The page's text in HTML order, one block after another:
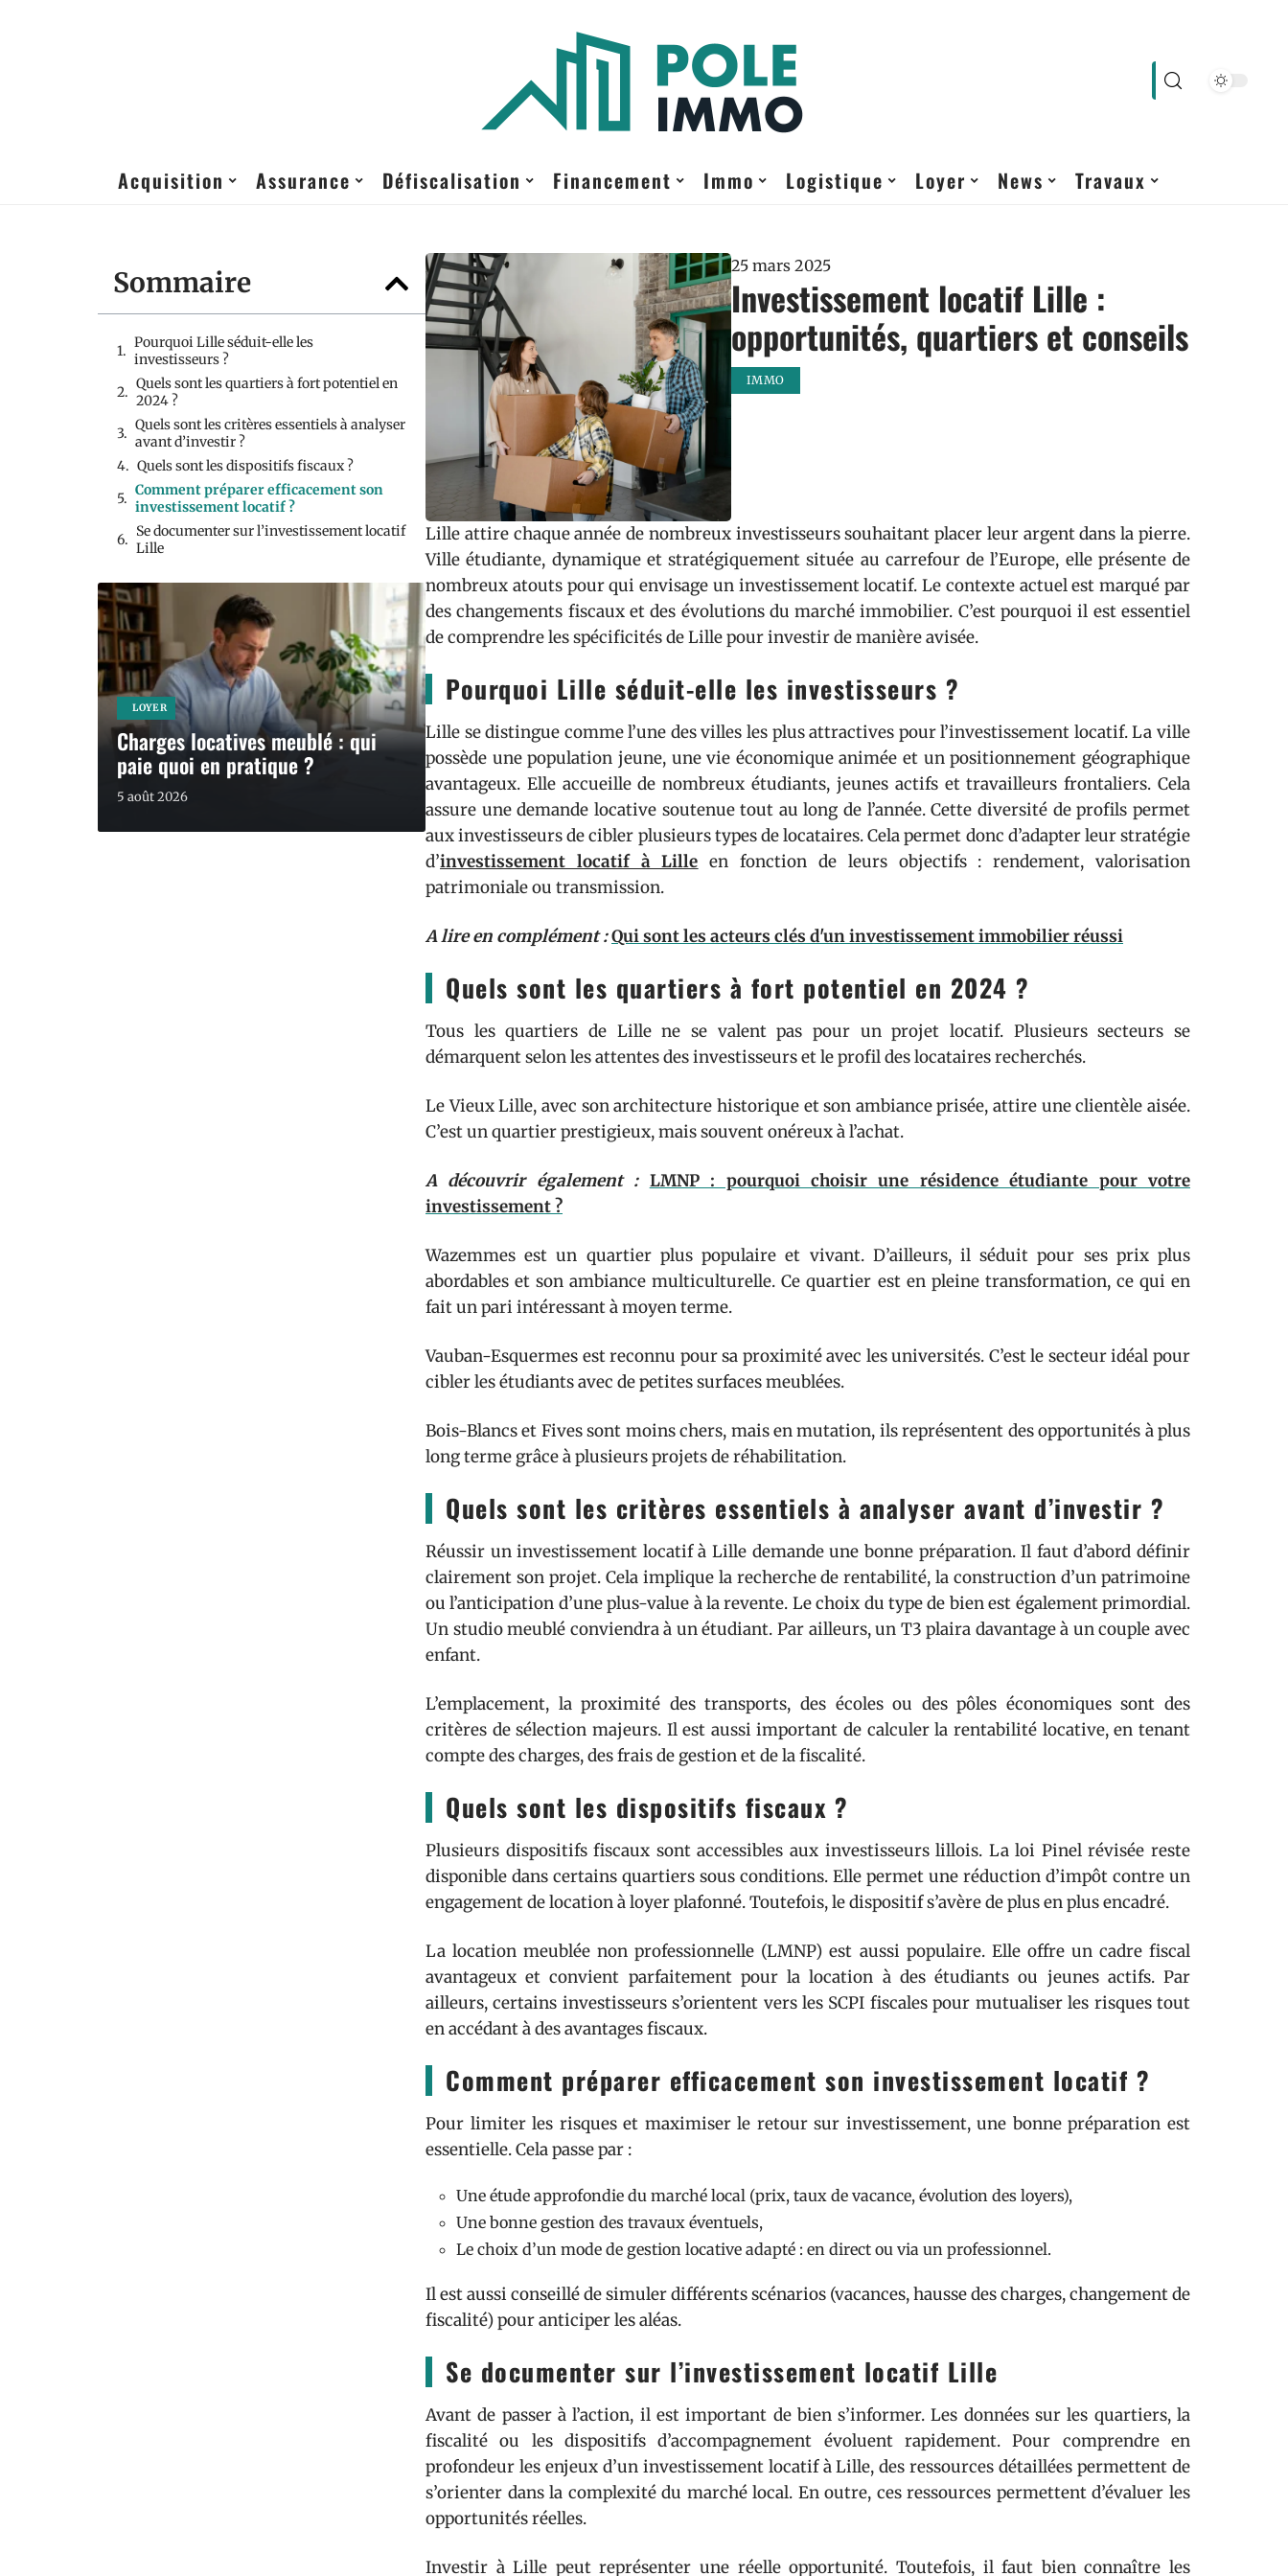
Acquisition Assurance Défiscalisation Financement Immo Logistique Loyer News Travaux
Sommaire
Pourquoi Lille séduit-elle les
investisseurs ?
Quels sont les quartiers à fort potentiel en
2024 ?
Quels sont les critères essentiels à analyser
avant d’investir ?
Quels sont les dispositifs fiscaux ?
Comment préparer efficacement son
investissement locatif ?
Se documenter sur l’investissement locatif
Lille
LOYER
Charges locatives meublé : qui
paie quoi en pratique ?
5 août 2026
25 mars 2025
Investissement locatif Lille :
opportunités, quartiers et conseils
IMMO
Lille attire chaque année de nombreux investisseurs souhaitant placer leur argent dans la pierre.
Ville étudiante, dynamique et stratégiquement située au carrefour de l’Europe, elle présente de
nombreux atouts pour qui envisage un investissement locatif. Le contexte actuel est marqué par
des changements fiscaux et des évolutions du marché immobilier. C’est pourquoi il est essentiel
de comprendre les spécificités de Lille pour investir de manière avisée.
Pourquoi Lille séduit-elle les investisseurs ?
Lille se distingue comme l’une des villes les plus attractives pour l’investissement locatif. La ville
possède une population jeune, une vie économique animée et un positionnement géographique
avantageux. Elle accueille de nombreux étudiants, jeunes actifs et travailleurs frontaliers. Cela
assure une demande locative soutenue tout au long de l’année. Cette diversité de profils permet
aux investisseurs de cibler plusieurs types de locataires. Cela permet donc d’adapter leur stratégie
d’investissement locatif à Lille en fonction de leurs objectifs : rendement, valorisation
patrimoniale ou transmission.
A lire en complément :Qui sont les acteurs clés d'un investissement immobilier réussi
Quels sont les quartiers à fort potentiel en 2024 ?
Tous les quartiers de Lille ne se valent pas pour un projet locatif. Plusieurs secteurs se
démarquent selon les attentes des investisseurs et le profil des locataires recherchés.
Le Vieux Lille, avec son architecture historique et son ambiance prisée, attire une clientèle aisée.
C’est un quartier prestigieux, mais souvent onéreux à l’achat.
A découvrir également : LMNP : pourquoi choisir une résidence étudiante pour votre
investissement ?
Wazemmes est un quartier plus populaire et vivant. D’ailleurs, il séduit pour ses prix plus
abordables et son ambiance multiculturelle. Ce quartier est en pleine transformation, ce qui en
fait un pari intéressant à moyen terme.
Vauban-Esquermes est reconnu pour sa proximité avec les universités. C’est le secteur idéal pour
cibler les étudiants avec de petites surfaces meublées.
Bois-Blancs et Fives sont moins chers, mais en mutation, ils représentent des opportunités à plus
long terme grâce à plusieurs projets de réhabilitation.
Quels sont les critères essentiels à analyser avant d’investir ?
Réussir un investissement locatif à Lille demande une bonne préparation. Il faut d’abord définir
clairement son projet. Cela implique la recherche de rentabilité, la construction d’un patrimoine
ou l’anticipation d’une plus-value à la revente. Le choix du type de bien est également primordial.
Un studio meublé conviendra à un étudiant. Par ailleurs, un T3 plaira davantage à un couple avec
enfant.
L’emplacement, la proximité des transports, des écoles ou des pôles économiques sont des
critères de sélection majeurs. Il est aussi important de calculer la rentabilité locative, en tenant
compte des charges, des frais de gestion et de la fiscalité.
Quels sont les dispositifs fiscaux ?
Plusieurs dispositifs fiscaux sont accessibles aux investisseurs lillois. La loi Pinel révisée reste
disponible dans certains quartiers sous conditions. Elle permet une réduction d’impôt contre un
engagement de location à loyer plafonné. Toutefois, le dispositif s’avère de plus en plus encadré.
La location meublée non professionnelle (LMNP) est aussi populaire. Elle offre un cadre fiscal
avantageux et convient parfaitement pour la location à des étudiants ou jeunes actifs. Par
ailleurs, certains investisseurs s’orientent vers les SCPI fiscales pour mutualiser les risques tout
en accédant à des avantages fiscaux.
Comment préparer efficacement son investissement locatif ?
Pour limiter les risques et maximiser le retour sur investissement, une bonne préparation est
essentielle. Cela passe par :
Une étude approfondie du marché local (prix, taux de vacance, évolution des loyers),
Une bonne gestion des travaux éventuels,
Le choix d’un mode de gestion locative adapté : en direct ou via un professionnel.
Il est aussi conseillé de simuler différents scénarios (vacances, hausse des charges, changement de
fiscalité) pour anticiper les aléas.
Se documenter sur l’investissement locatif Lille
Avant de passer à l’action, il est important de bien s’informer. Les données sur les quartiers, la
fiscalité ou les dispositifs d’accompagnement évoluent rapidement. Pour comprendre en
profondeur les enjeux d’un investissement locatif à Lille, des ressources détaillées permettent de
s’orienter dans la complexité du marché local. En outre, ces ressources permettent d’évaluer les
opportunités réelles.
Investir à Lille peut représenter une réelle opportunité. Toutefois, il faut bien connaître les